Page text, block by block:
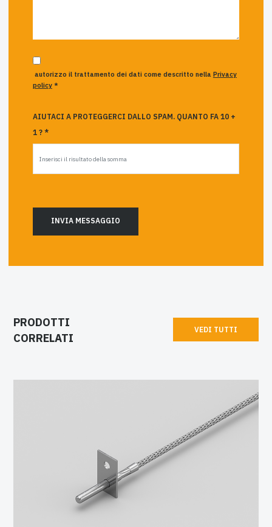
autorizzo il trattamento dei dati come descritto nella Privacy
policy*
AIUTACI A PROTEGGERCI DALLO SPAM. QUANTO FA 10 +
1 ? *
INVIA MESSAGGIO
PRODOTTI
CORRELATI
VEDI TUTTI